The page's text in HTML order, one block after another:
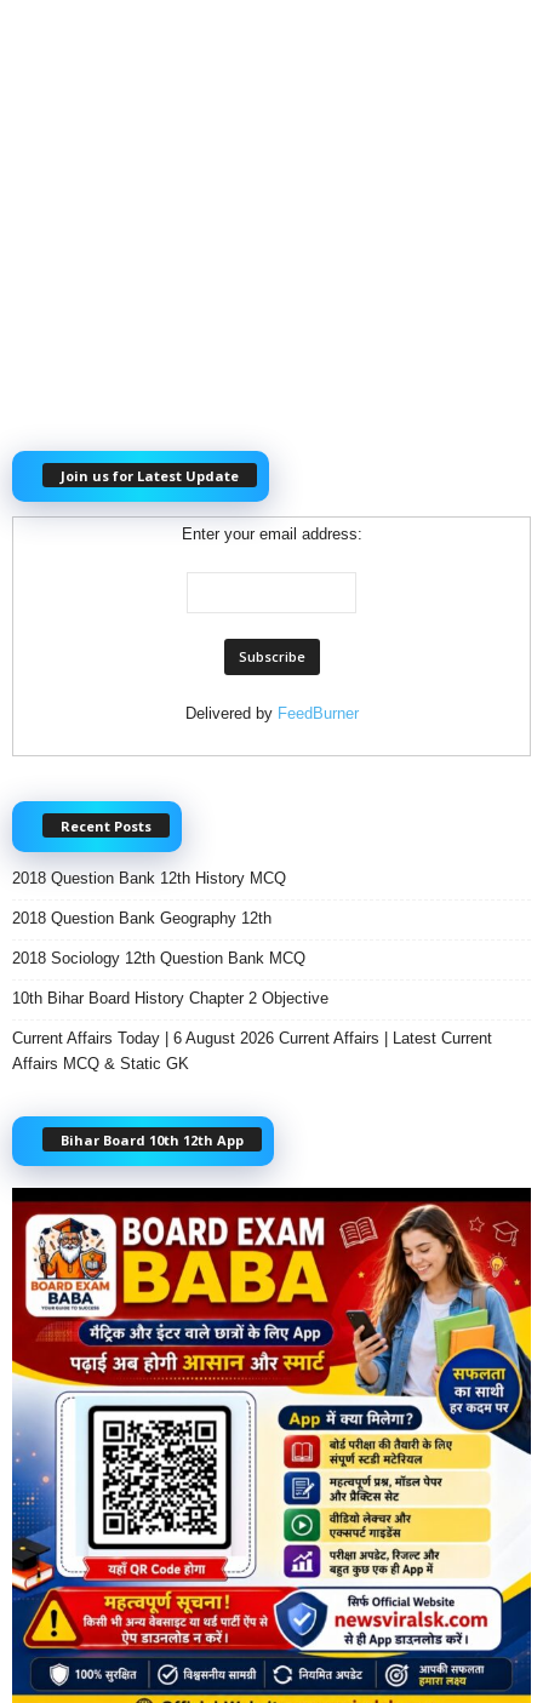
Join us for Latest Update
Enter your email address:
Delivered by FeedBurner
Recent Posts
2018 Question Bank 12th History MCQ
2018 Question Bank Geography 12th
2018 Sociology 12th Question Bank MCQ
10th Bihar Board History Chapter 2 Objective
Current Affairs Today | 6 August 2026 Current Affairs | Latest Current
Affairs MCQ & Static GK
Bihar Board 10th 12th App